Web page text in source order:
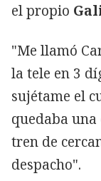
el propio
"Me llamó
la tele en 3
sujétame el
quedaba
tren de
despacho".